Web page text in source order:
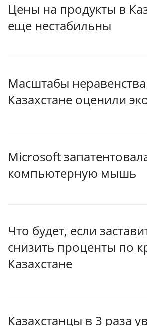
Цены на продукты в
еще нестабильны
Масштабы
Казахстане оценили
Microsoft
компьютерную мышь
Что будет, если
снизить проценты по
Казахстане
Казахстанцы в 3 раза